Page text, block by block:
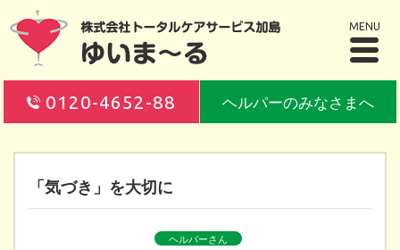
MENU
0120-4652-88 ヘルパーのみなさまへ
「気づき」を大切に
ヘルパーさん